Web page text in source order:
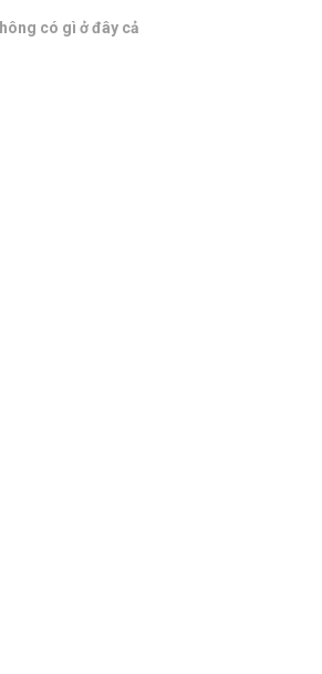
có gì ở đây cả